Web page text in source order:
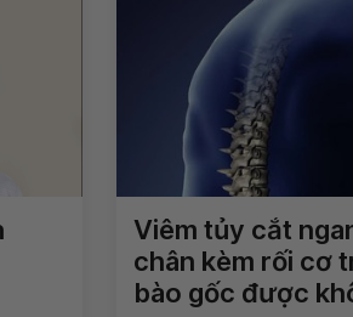
Viêm tủy cắt
chân kèm rối cơ
bào gốc được